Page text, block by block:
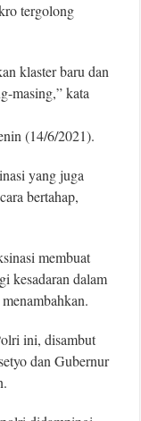
tergolong
klaster baru dan
masing,” kata
(14/6/2021).
yang juga
bertahap,
membuat
kesadaran dalam
ini, disambut
dan Gubernur